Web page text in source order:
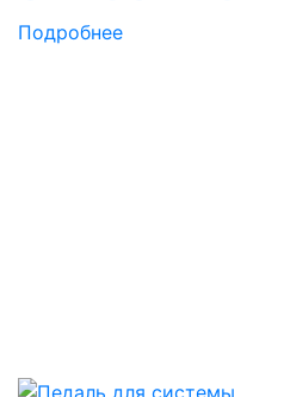
Подробнее